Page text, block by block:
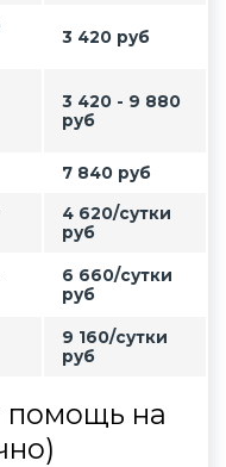
3 420 руб
3 420 - 9 880
руб
7 840 руб
4 620/сутки
руб
6 660/сутки
руб
9 160/сутки
руб
помощь на